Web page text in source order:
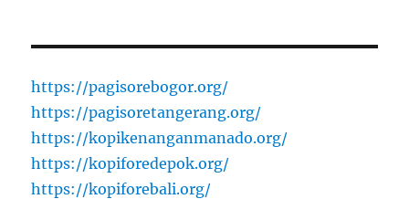
https://pagisorebogor.org/
https://pagisoretangerang.org/
https://kopikenanganmanado.org/
https://kopiforedepok.org/
https://kopiforebali.org/